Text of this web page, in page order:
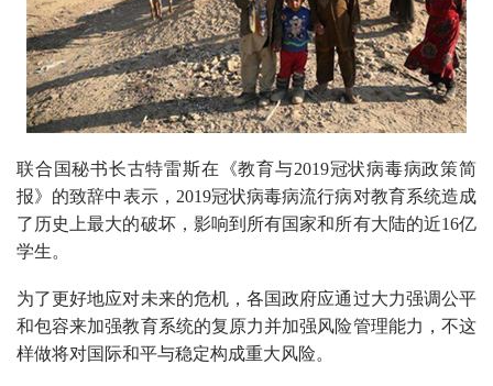
联合国秘书长古特雷斯在《教育与2019冠状病毒病政策简
报》的致辞中表示，2019冠状病毒病流行病对教育系统造成
了历史上最大的破坏，影响到所有国家和所有大陆的近16亿
学生。
为了更好地应对未来的危机，各国政府应通过大力强调公平
和包容来加强教育系统的复原力并加强风险管理能力，不这
样做将对国际和平与稳定构成重大风险。